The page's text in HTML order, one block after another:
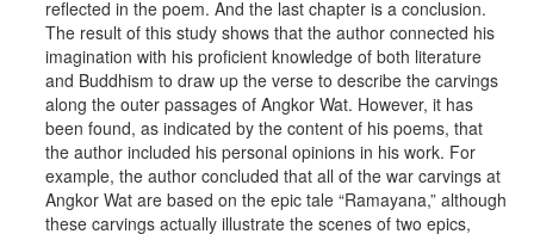
reflected in the poem. And the last chapter is a conclusion.
The result of this study shows that the author connected his
imagination with his proficient knowledge of both literature
and Buddhism to draw up the verse to describe the carvings
along the outer passages of Angkor Wat. However, it has
been found, as indicated by the content of his poems, that
the author included his personal opinions in his work. For
example, the author concluded that all of the war carvings at
Angkor Wat are based on the epic tale “Ramayana,” although
these carvings actually illustrate the scenes of two epics,